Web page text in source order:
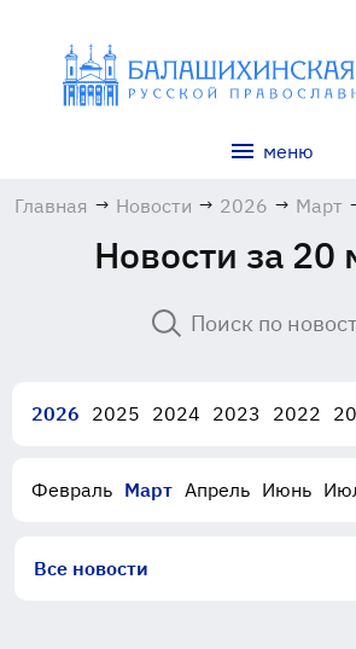
меню
Главная → Новости → 2026 → Март
Новости за 20
2026 2025 2024 2023 2022
Февраль Март Апрель Июнь
Все новости